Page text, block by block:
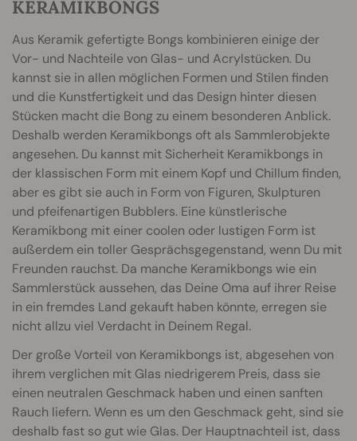
KERAMIKBONGS
Aus Keramik gefertigte Bongs kombinieren einige der
Vor- und Nachteile von Glas- und Acrylstücken. Du
kannst sie in allen möglichen Formen und Stilen finden
und die Kunstfertigkeit und das Design hinter diesen
Stücken macht die Bong zu einem besonderen Anblick.
Deshalb werden Keramikbongs oft als Sammlerobjekte
angesehen. Du kannst mit Sicherheit Keramikbongs in
der klassischen Form mit einem Kopf und Chillum finden,
aber es gibt sie auch in Form von Figuren, Skulpturen
und pfeifenartigen Bubblers. Eine künstlerische
Keramikbong mit einer coolen oder lustigen Form ist
außerdem ein toller Gesprächsgegenstand, wenn Du mit
Freunden rauchst. Da manche Keramikbongs wie ein
Sammlerstück aussehen, das Deine Oma auf ihrer Reise
in ein fremdes Land gekauft haben könnte, erregen sie
nicht allzu viel Verdacht in Deinem Regal.
Der große Vorteil von Keramikbongs ist, abgesehen von
ihrem verglichen mit Glas niedrigerem Preis, dass sie
einen neutralen Geschmack haben und einen sanften
Rauch liefern. Wenn es um den Geschmack geht, sind sie
deshalb fast so gut wie Glas. Der Hauptnachteil ist, dass